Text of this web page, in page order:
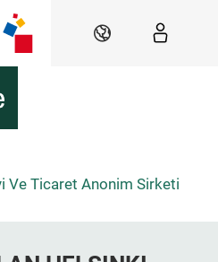
DE
Ve Ticaret Anonim Sirketi